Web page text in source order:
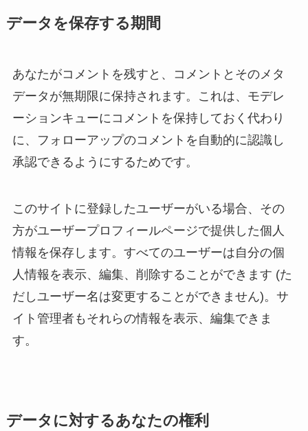
データを保存する期間
あなたがコメントを残すと、コメントとそのメタ
データが無期限に保持されます。これは、モデレ
ーションキューにコメントを保持しておく代わり
に、フォローアップのコメントを自動的に認識し
承認できるようにするためです。
このサイトに登録したユーザーがいる場合、その
方がユーザープロフィールページで提供した個人
情報を保存します。すべてのユーザーは自分の個
人情報を表示、編集、削除することができます (た
だしユーザー名は変更することができません)。サ
イト管理者もそれらの情報を表示、編集できま
す。
データに対するあなたの権利